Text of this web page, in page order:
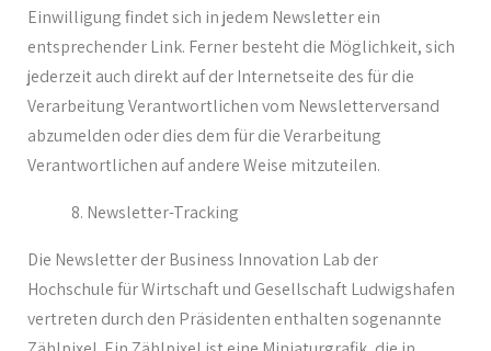
Einwilligung findet sich in jedem Newsletter ein
entsprechender Link. Ferner besteht die Möglichkeit, sich
jederzeit auch direkt auf der Internetseite des für die
Verarbeitung Verantwortlichen vom Newsletterversand
abzumelden oder dies dem für die Verarbeitung
Verantwortlichen auf andere Weise mitzuteilen.
Newsletter-Tracking
Die Newsletter der Business Innovation Lab der
Hochschule für Wirtschaft und Gesellschaft Ludwigshafen
vertreten durch den Präsidenten enthalten sogenannte